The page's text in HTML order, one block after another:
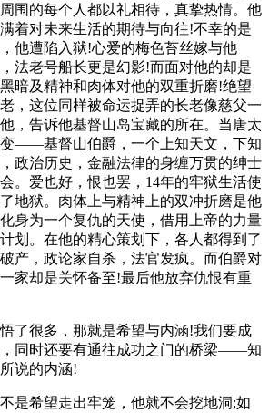
围的每个人都以礼相待，真挚热情。他
着对未来生活的期待与向往!不幸的是
他遭陷入狱!心爱的梅色苔丝嫁与他
法老号船长更是幻影!而面对他的却是
暗及精神和肉体对他的双重折磨!绝望
，这位同样被命运捉弄的长老像慈父一
，告诉他基督山岛宝藏的所在。当唐太
——基督山伯爵，一个上知天文，下知
， 政治历史 ，金融法律的身缠万贯的绅士
。爱也好，恨也罢，14年的牢狱生活使
地狱。肉体上与精神上的双冲折磨是他
身为一个复仇的天使，借用上帝的力量
划。在他的精心策划下，各人都得到了
产，政论家自杀，法官发疯。而伯爵对
家却是关怀备至!最后他放弃仇恨有重
了很多，那就是希望与内涵!我们要成
同时还要有通往成功之门的桥梁——知
说的内涵!
是希望走出牢笼，他就不会挖地洞;如